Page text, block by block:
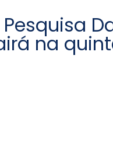
Pesquisa
na